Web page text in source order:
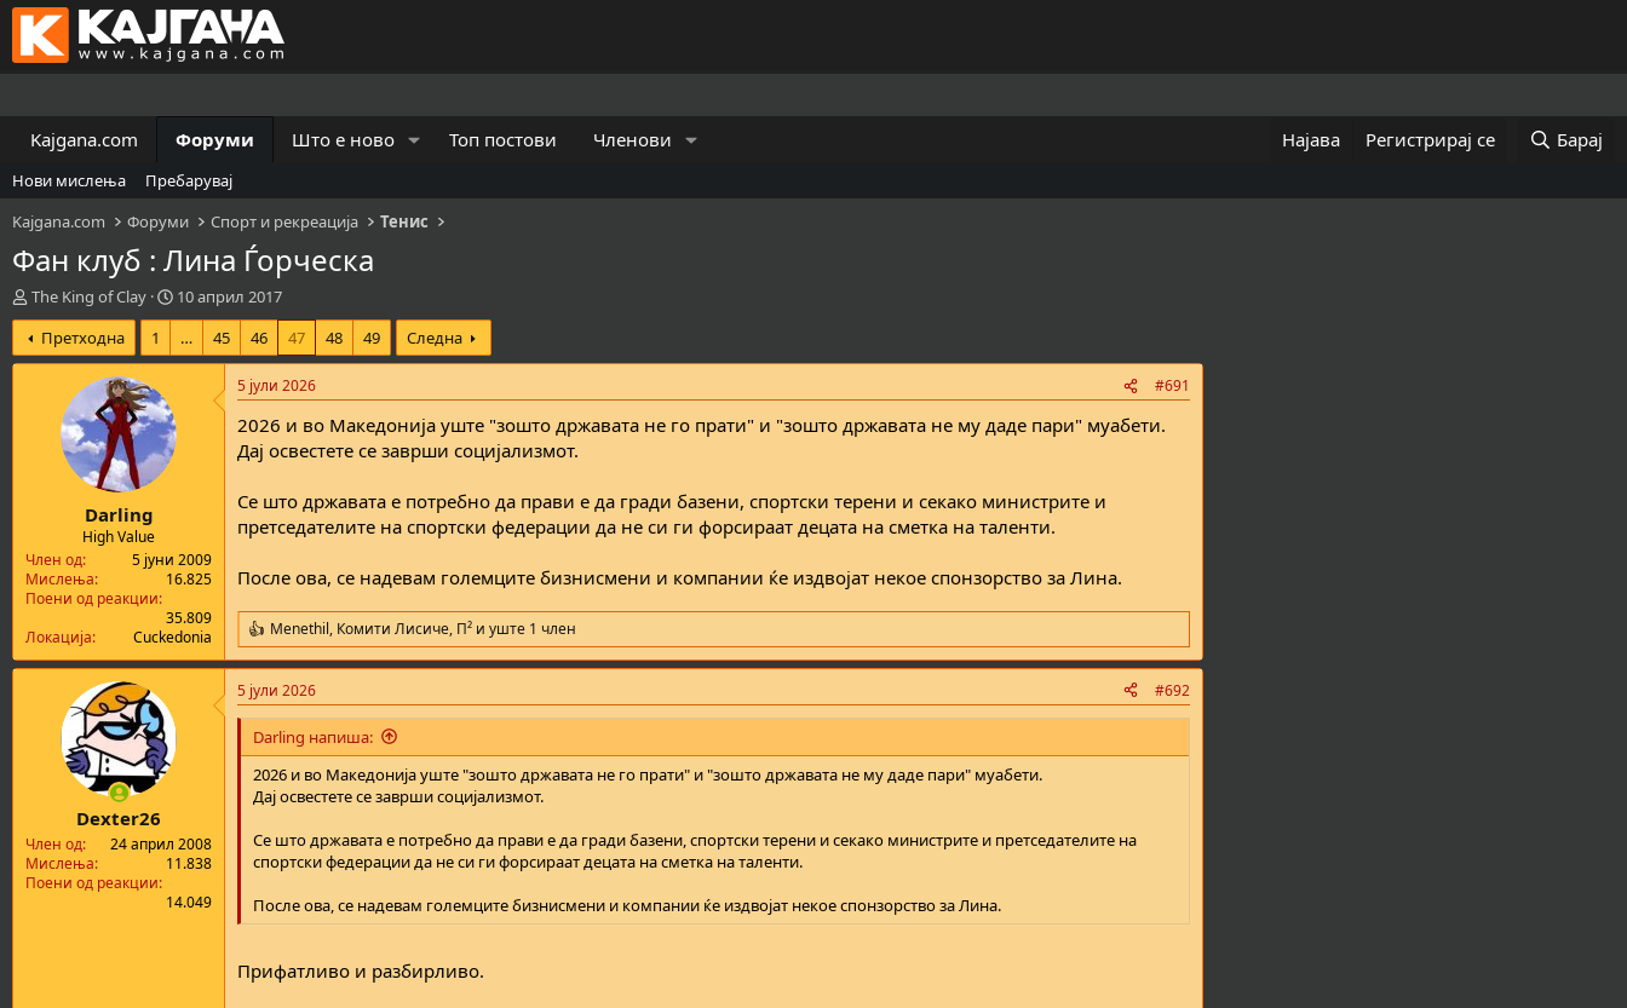
Kajgana.com Форуми Што е ново Топ постови Членови Најава Регистрирај се Барај
Нови мислења
Пребарувај
Kajgana.com
Форуми Спорт и рекреација Тенис
Фан клуб : Лина Ѓорческа
К
р
е
а
а
т
а
The King of Clay
В
р
е
м
а
з
н
у
а
њ
е
10 април 2017
Претходна
1 … 45 46 47 48 49 Следна
Darling
High Value
Член од
5 јуни 2009
Мислења
16.825
Поени од реакции
35.809
Локација
Cuckedonia
5 јули 2026 #691
2026 и во Македонија уште "зошто државата не го прати" и "зошто државата не му даде пари" муабети.
Дај освестете се заврши социјализмот.
Се што државата е потребно да прави е да гради базени, спортски терени и секако министрите и
претседателите на спортски федерации да не си ги форсираат децата на сметка на таленти.
После ова, се надевам големците бизнисмени и компании ќе издвојат некое спонзорство за Лина.
R
e
a
c
t
o
Menethil, Комити Лисиче, П² и уште 1 член
Dexter26
Член од
24 април 2008
Мислења
11.838
Поени од реакции
14.049
5 јули 2026 #692
Darling напиша:
2026 и во Македонија уште "зошто државата не го прати" и "зошто државата не му даде пари" муабети.
Дај освестете се заврши социјализмот.
Се што државата е потребно да прави е да гради базени, спортски терени и секако министрите и претседателите на
спортски федерации да не си ги форсираат децата на сметка на таленти.
После ова, се надевам големците бизнисмени и компании ќе издвојат некое спонзорство за Лина.
Прифатливо и разбирливо.